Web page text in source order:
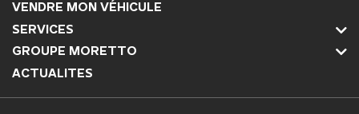
VENDRE MON VÉHICULE
SERVICES
GROUPE MORETTO
ACTUALITES